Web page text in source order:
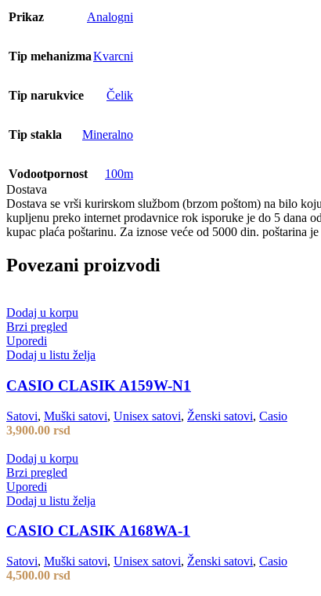
Prikaz Analogni
Tip mehanizmaKvarcni
Tip narukvice Čelik
Tip stakla Mineralno
Vodootpornost
100m
Dostava
Dostava se vrši kurirskom službom (brzom poštom) na bilo
kupljenu preko internet prodavnice rok isporuke je do 5 dana
kupac plaća poštarinu. Za iznose veće od 5000 din. poštarina je
Povezani proizvodi
Dodaj u korpu
Brzi pregled
Uporedi
Dodaj u listu želja
CASIO CLASIK A159W-N1
Satovi, Muški satovi, Unisex satovi, Ženski satovi, Casio
3,900.00 rsd
Dodaj u korpu
Brzi pregled
Uporedi
Dodaj u listu želja
CASIO CLASIK A168WA-1
Satovi, Muški satovi, Unisex satovi, Ženski satovi, Casio
4,500.00 rsd